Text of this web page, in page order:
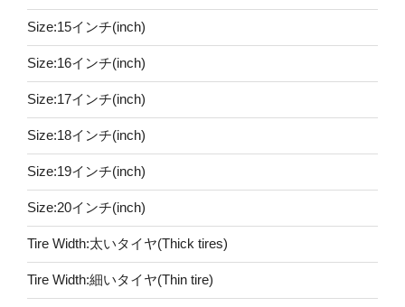
Size:15インチ(inch)
Size:16インチ(inch)
Size:17インチ(inch)
Size:18インチ(inch)
Size:19インチ(inch)
Size:20インチ(inch)
Tire Width:太いタイヤ(Thick tires)
Tire Width:細いタイヤ(Thin tire)